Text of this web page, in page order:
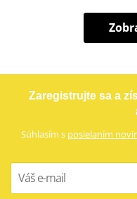
Zaregistrujte sa a
Súhlasím s posielaním